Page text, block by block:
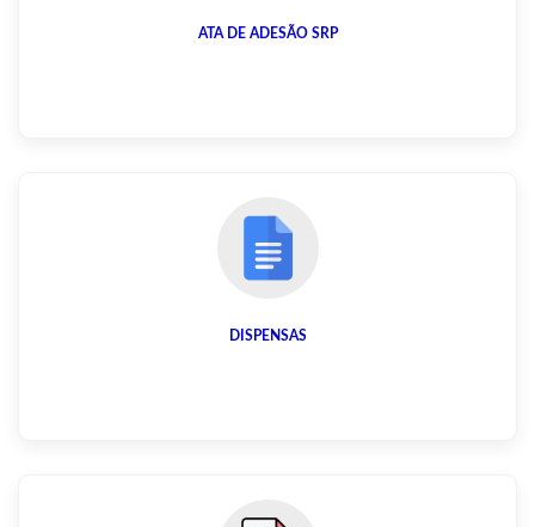
ATA DE ADESÃO SRP
DISPENSAS